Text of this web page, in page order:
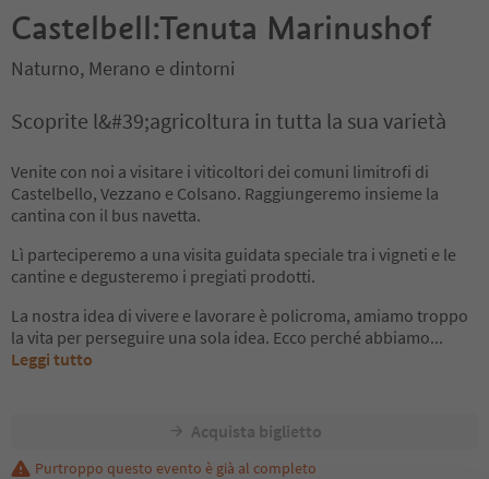
Castelbell:Tenuta Marinushof
Naturno, Merano e dintorni
Scoprite l&#39;agricoltura in tutta la sua varietà
Venite con noi a visitare i viticoltori dei comuni limitrofi di
Castelbello, Vezzano e Colsano. Raggiungeremo insieme la
cantina con il bus navetta.
Lì parteciperemo a una visita guidata speciale tra i vigneti e le
cantine e degusteremo i pregiati prodotti.
La nostra idea di vivere e lavorare è policroma, amiamo troppo
la vita per perseguire una sola idea. Ecco perché abbiamo...
Leggi tutto
Acquista biglietto
Purtroppo questo evento è già al completo